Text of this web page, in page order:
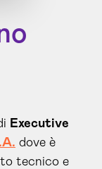
Executive
dove è
tecnico e